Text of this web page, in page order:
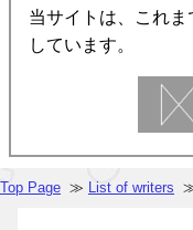
当サイトは、これ
しています。
Top Page ≫ List of writers